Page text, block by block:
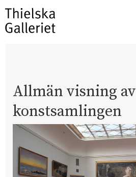
Allmän visning av
konstsamlingen